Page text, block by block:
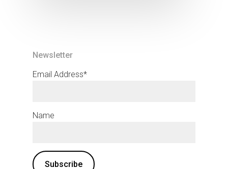
Newsletter
Email Address*
Name